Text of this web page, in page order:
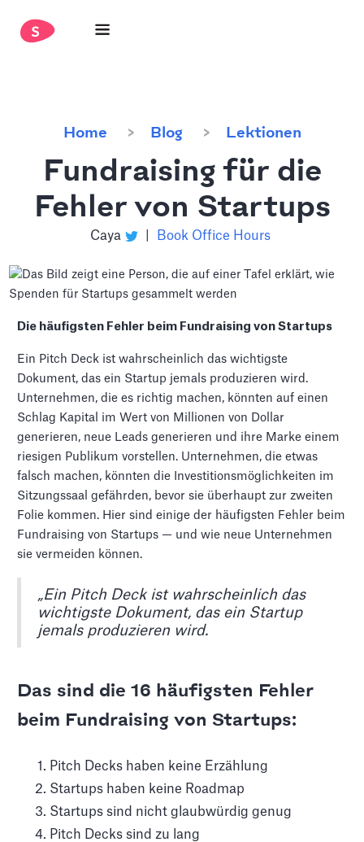
Home Blog Lektionen
Fundraising für die
Fehler von Startups
Caya Book Office Hours
Die häufigsten Fehler beim Fundraising von Startups
Ein Pitch Deck ist wahrscheinlich das wichtigste
Dokument, das ein Startup jemals produzieren wird.
Unternehmen, die es richtig machen, könnten auf einen
Schlag Kapital im Wert von Millionen von Dollar
generieren, neue Leads generieren und ihre Marke einem
riesigen Publikum vorstellen. Unternehmen, die etwas
falsch machen, könnten die Investitionsmöglichkeiten im
Sitzungssaal gefährden, bevor sie überhaupt zur zweiten
Folie kommen. Hier sind einige der häufigsten Fehler beim
Fundraising von Startups — und wie neue Unternehmen
sie vermeiden können.
„Ein Pitch Deck ist wahrscheinlich das
wichtigste Dokument, das ein Startup
jemals produzieren wird.
Das sind die 16 häufigsten Fehler
beim Fundraising von Startups:
Pitch Decks haben keine Erzählung
Startups haben keine Roadmap
Startups sind nicht glaubwürdig genug
Pitch Decks sind zu lang